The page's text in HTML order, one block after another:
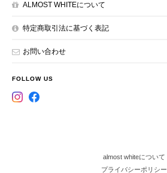
ALMOST WHITEについて
特定商取引法に基づく表記
お問い合わせ
FOLLOW US
almost whiteについて
プライバシーポリシー